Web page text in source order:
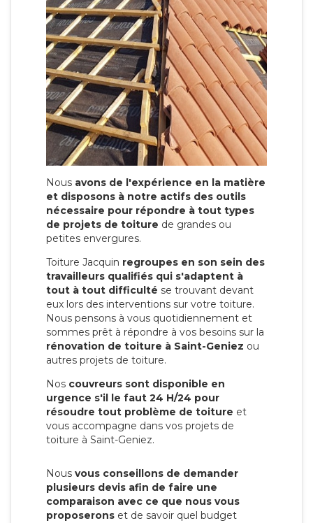
Nous avons de l'expérience en la matière
et disposons à notre actifs des outils
nécessaire pour répondre à tout types
de projets de toiture de grandes ou
petites envergures.
Toiture Jacquin regroupes en son sein des
travailleurs qualifiés qui s'adaptent à
tout à tout difficulté se trouvant devant
eux lors des interventions sur votre toiture.
Nous pensons à vous quotidiennement et
sommes prêt à répondre à vos besoins sur la
rénovation de toiture à Saint-Geniez ou
autres projets de toiture.
Nos couvreurs sont disponible en
urgence s'il le faut 24 H/24 pour
résoudre tout problème de toiture et
vous accompagne dans vos projets de
toiture à Saint-Geniez.
Nous vous conseillons de demander
plusieurs devis afin de faire une
comparaison avec ce que nous vous
proposerons et de savoir quel budget